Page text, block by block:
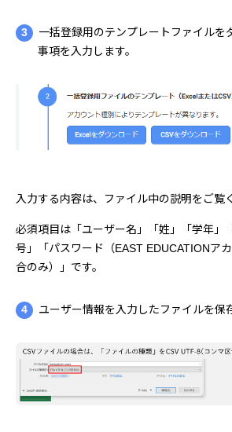
3
一括登録用のテンプレートファイルを
事項を入力します。
入力する内容は、ファイル中の説明をご覧
必須項目は「ユーザー名」「姓」「学年」
号」「パスワード（EAST EDUCATIONア
合のみ）」です。
4 ユーザー情報を入力したファイルを保